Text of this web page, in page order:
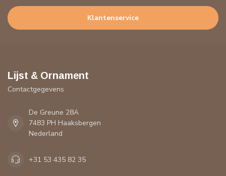
Klantenservice
Lijst & Ornament
Contactgegevens
De Greune 28A
7483 PH Haaksbergen
Nederland
+31 53 435 82 35